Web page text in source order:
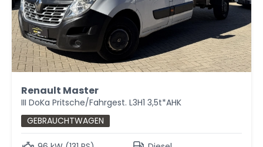
Renault Master
III DoKa Pritsche/Fahrgest. L3H1 3,5t*AHK
GEBRAUCHTWAGEN